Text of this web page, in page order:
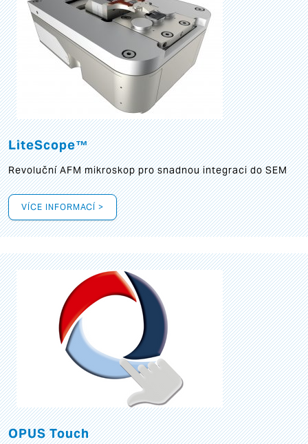
LiteScope™
Revoluční AFM mikroskop pro snadnou integraci do SEM
VÍCE INFORMACÍ >
OPUS Touch